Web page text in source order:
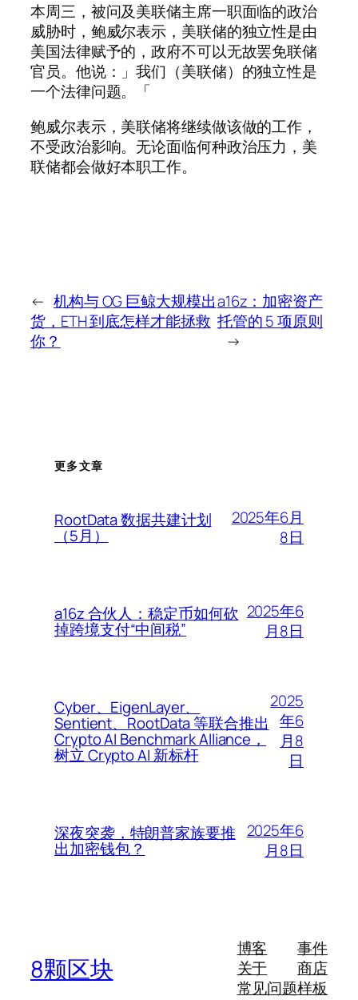
本周三，被问及美联储主席一职面临的政治
威胁时，鲍威尔表示，美联储的独立性是由
美国法律赋予的，政府不可以无故罢免联储
官员。他说：」我们（美联储）的独立性是
一个法律问题。「
鲍威尔表示，美联储将继续做该做的工作，
不受政治影响。无论面临何种政治压力，美
联储都会做好本职工作。
← 机构与 OG 巨鲸大规模出
货，ETH 到底怎样才能拯救
你？
a16z：加密资产
托管的 5 项原则
→
更多文章
RootData 数据共建计划
（5月）
2025年6月
8日
a16z 合伙人：稳定币如何砍
掉跨境支付“中间税”
2025年6
月8日
Cyber、EigenLayer、
Sentient、RootData 等联合推出
Crypto AI Benchmark Alliance，
树立 Crypto AI 新标杆
2025
年6
月8
日
深夜突袭，特朗普家族要推
出加密钱包？
2025年6
月8日
8颗区块
博客
关于
常见问题
事件
商店
样板